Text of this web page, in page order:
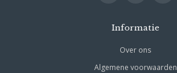
Informatie
Over ons
Algemene voorwaarden